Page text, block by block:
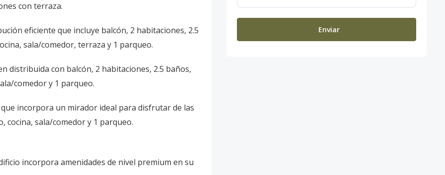
con terraza.
eficiente que incluye balcón, 2 habitaciones, 2.5
sala/comedor, terraza y 1 parqueo.
distribuida con balcón, 2 habitaciones, 2.5 baños,
comedor y 1 parqueo.
incorpora un mirador ideal para disfrutar de las
cocina, sala/comedor y 1 parqueo.
incorpora amenidades de nivel premium en su
Enviar